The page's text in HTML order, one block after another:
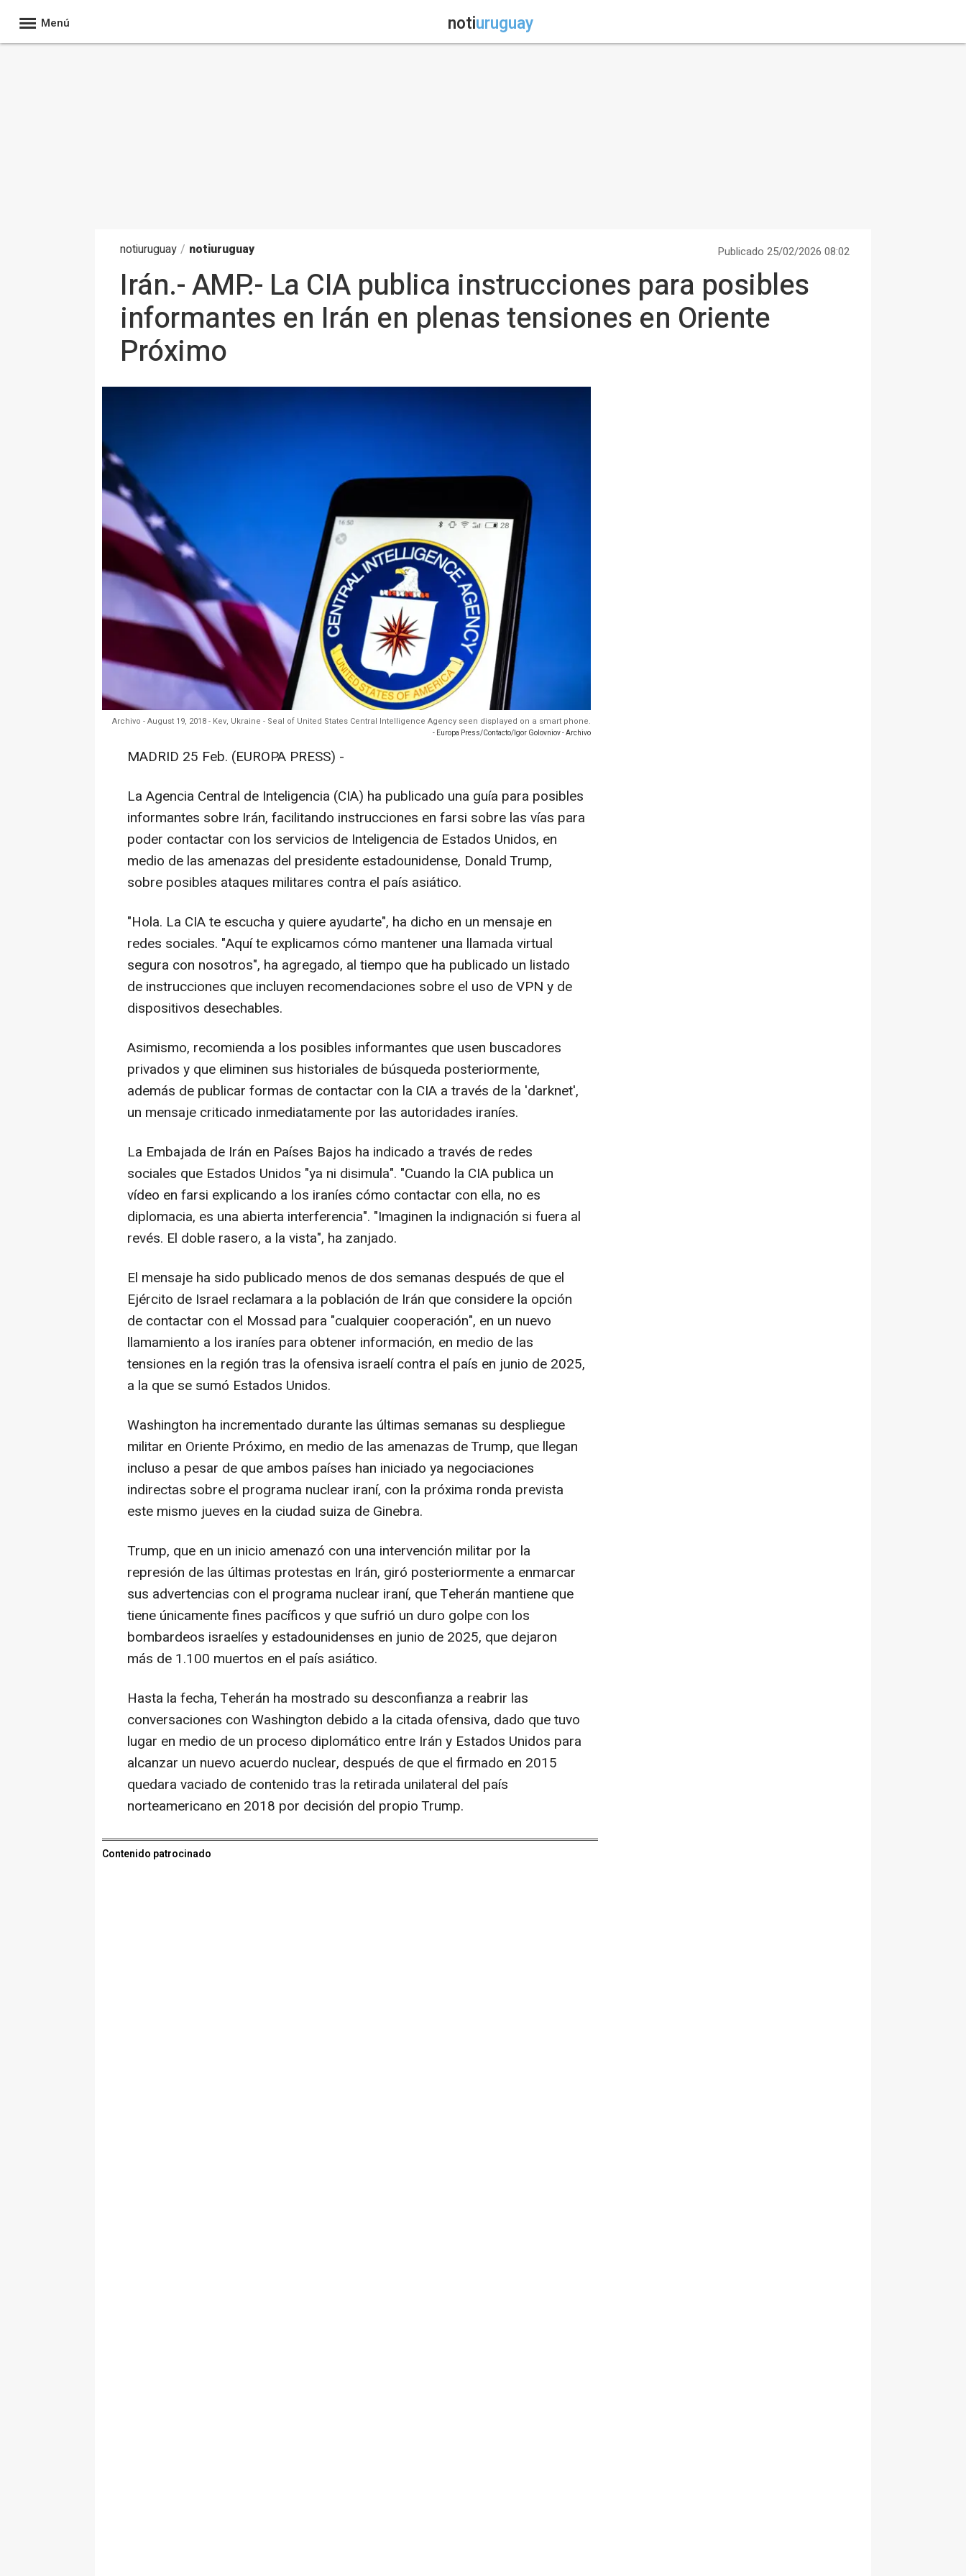
Menú notiuruguay
notiuruguay / notiuruguay Publicado 25/02/2026 08:02
Irán.- AMP.- La CIA publica instrucciones para posibles
informantes en Irán en plenas tensiones en Oriente
Próximo
Archivo - August 19, 2018 - Kev, Ukraine - Seal of United States Central Intelligence Agency seen displayed on a smart phone.
- Europa Press/Contacto/Igor Golovniov - Archivo
MADRID 25 Feb. (EUROPA PRESS) -
La Agencia Central de Inteligencia (CIA) ha publicado una guía para posibles
informantes sobre Irán, facilitando instrucciones en farsi sobre las vías para
poder contactar con los servicios de Inteligencia de Estados Unidos, en
medio de las amenazas del presidente estadounidense, Donald Trump,
sobre posibles ataques militares contra el país asiático.
"Hola. La CIA te escucha y quiere ayudarte", ha dicho en un mensaje en
redes sociales. "Aquí te explicamos cómo mantener una llamada virtual
segura con nosotros", ha agregado, al tiempo que ha publicado un listado
de instrucciones que incluyen recomendaciones sobre el uso de VPN y de
dispositivos desechables.
Asimismo, recomienda a los posibles informantes que usen buscadores
privados y que eliminen sus historiales de búsqueda posteriormente,
además de publicar formas de contactar con la CIA a través de la 'darknet',
un mensaje criticado inmediatamente por las autoridades iraníes.
La Embajada de Irán en Países Bajos ha indicado a través de redes
sociales que Estados Unidos "ya ni disimula". "Cuando la CIA publica un
vídeo en farsi explicando a los iraníes cómo contactar con ella, no es
diplomacia, es una abierta interferencia". "Imaginen la indignación si fuera al
revés. El doble rasero, a la vista", ha zanjado.
El mensaje ha sido publicado menos de dos semanas después de que el
Ejército de Israel reclamara a la población de Irán que considere la opción
de contactar con el Mossad para "cualquier cooperación", en un nuevo
llamamiento a los iraníes para obtener información, en medio de las
tensiones en la región tras la ofensiva israelí contra el país en junio de 2025,
a la que se sumó Estados Unidos.
Washington ha incrementado durante las últimas semanas su despliegue
militar en Oriente Próximo, en medio de las amenazas de Trump, que llegan
incluso a pesar de que ambos países han iniciado ya negociaciones
indirectas sobre el programa nuclear iraní, con la próxima ronda prevista
este mismo jueves en la ciudad suiza de Ginebra.
Trump, que en un inicio amenazó con una intervención militar por la
represión de las últimas protestas en Irán, giró posteriormente a enmarcar
sus advertencias con el programa nuclear iraní, que Teherán mantiene que
tiene únicamente fines pacíficos y que sufrió un duro golpe con los
bombardeos israelíes y estadounidenses en junio de 2025, que dejaron
más de 1.100 muertos en el país asiático.
Hasta la fecha, Teherán ha mostrado su desconfianza a reabrir las
conversaciones con Washington debido a la citada ofensiva, dado que tuvo
lugar en medio de un proceso diplomático entre Irán y Estados Unidos para
alcanzar un nuevo acuerdo nuclear, después de que el firmado en 2015
quedara vaciado de contenido tras la retirada unilateral del país
norteamericano en 2018 por decisión del propio Trump.
Contenido patrocinado